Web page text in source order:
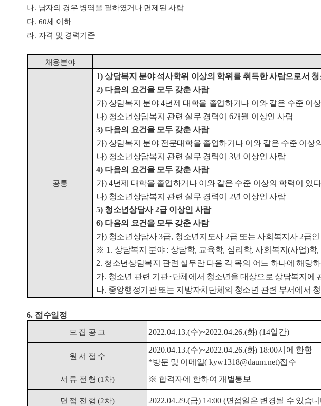
나. 남자의 경우 병역을 필하였거나 면제된 사람
다. 60세 이하
라. 자격 및 경력기준
채용분야
공통
1) 상담복지 분야 석사학위 이상의 학위를 취득한 사람으로서
2) 다음의 요건을 모두 갖춘 사람
가) 상담복지 분야4년제 대학을 졸업하거나 이와 같은 수준 이
나) 청소년상담복지 관련 실무 경력이 6개월 이상인 사람
3) 다음의 요건을 모두 갖춘 사람
가) 상담복지 분야 전문대학을 졸업하거나 이와 같은 수준 이상
나) 청소년상담복지 관련 실무 경력이 3년 이상인 사람
4) 다음의 요건을 모두 갖춘 사람
가) 4년제 대학을 졸업하거나 이와 같은 수준 이상의 학력이 있
나) 청소년상담복지 관련 실무 경력이 2년 이상인 사람
5) 청소년상담사2급 이상인 사람
6) 다음의 요건을 모두 갖춘 사람
가) 청소년상담사3급, 청소년지도사 2급 또는 사회복지사 2급
※ 1. 상담복지 분야 : 상담학, 교육학, 심리학,사회복지(사업)학,
2. 청소년상담복지 관련 실무란 다음 각 목의 어느 하나에 해당
가. 청소년 관련 기관･단체에서 청소년을 대상으로 상담복지에
나. 중앙행정기관 또는 지방자치단체의 청소년 관련 부서에서
6. 접수일정
모 집 공 고 2022.04.13.(수)~2022.04.26.(화) (14일간)
원 서 접 수
2020.04.13.(수)~2022.04.26.(화) 18:00시에 한함
*방문 및 이메일( kyw1318@daum.net)접수
서 류 전 형(1 차) ※ 합격자에 한하여 개별통보
면 접 전 형(2차) 2022.04.29.(금) 14:00 (면접일은 변경될 수 있습